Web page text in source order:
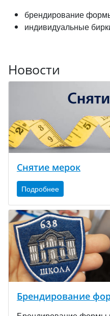
брендирование
индивидуальные
Новости
Снятие мерок
Подробнее
Брендирование